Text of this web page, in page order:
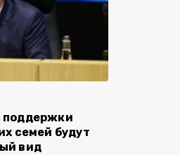
поддержки
семей будут
вид